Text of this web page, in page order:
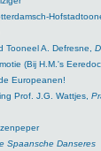
Tooneel A. Defresne,
(Bij H.M.'s
Europeanen!
Prof. J.G. Wattjes,
Spaansche Danseres